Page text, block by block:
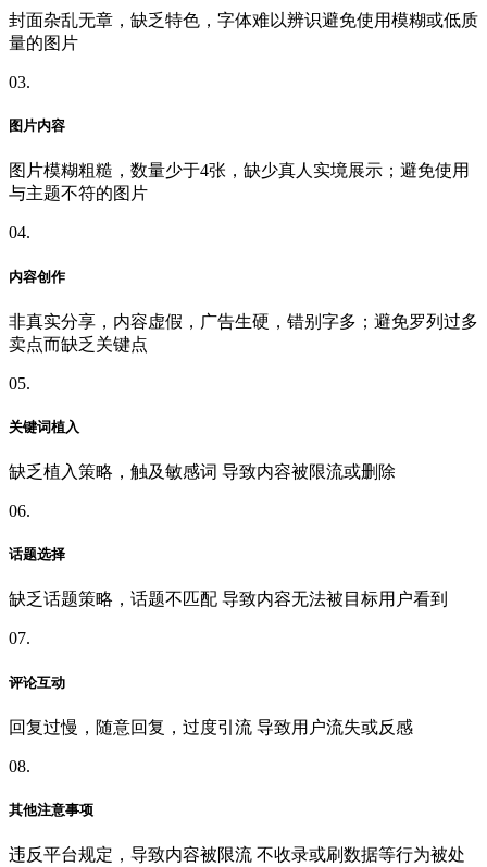
封面杂乱无章，缺乏特色，字体难以辨识避免使用模糊或低质
量的图片
03.
图片内容
图片模糊粗糙，数量少于4张，缺少真人实境展示；避免使用
与主题不符的图片
04.
内容创作
非真实分享，内容虚假，广告生硬，错别字多；避免罗列过多
卖点而缺乏关键点
05.
关键词植入
缺乏植入策略，触及敏感词 导致内容被限流或删除
06.
话题选择
缺乏话题策略，话题不匹配 导致内容无法被目标用户看到
07.
评论互动
回复过慢，随意回复，过度引流 导致用户流失或反感
08.
其他注意事项
违反平台规定，导致内容被限流 不收录或刷数据等行为被处